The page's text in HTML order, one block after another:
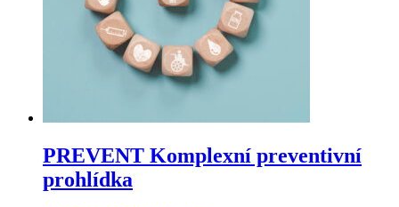
PREVENT Komplexní preventivní
prohlídka